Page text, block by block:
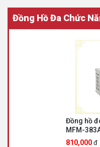
Đồng Hồ Đa Chức
Đồng hồ
MFM-
MFM-383A
810,000 đ